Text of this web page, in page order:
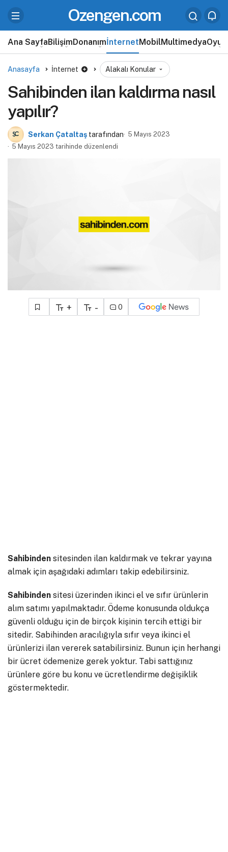
Ozengen.com
Ana SayfaBilişimDonanımİnternetMobilMultimedyaOyun
Anasayfa İnternet Alakalı Konular
Sahibinden ilan kaldırma nasıl
yapılır?
Serkan Çataltaş tarafından
5 Mayıs 2023
5 Mayıs 2023 tarihinde düzenlendi
+ - 0
Sahibinden sitesinden ilan kaldırmak ve tekrar yayına
almak için aşağıdaki adımları takip edebilirsiniz.
Sahibinden sitesi üzerinden ikinci el ve sıfır ürünlerin
alım satımı yapılmaktadır. Ödeme konusunda oldukça
güvenli olduğu için de birçok kişinin tercih ettiği bir
sitedir. Sabihinden aracılığıyla sıfır veya ikinci el
ürünlerizi ilan vererek satabilirsiniz. Bunun için herhangi
bir ücret ödemenize gerek yoktur. Tabi sattığınız
ürünlere göre bu konu ve ücretlendirme değişiklik
göstermektedir.